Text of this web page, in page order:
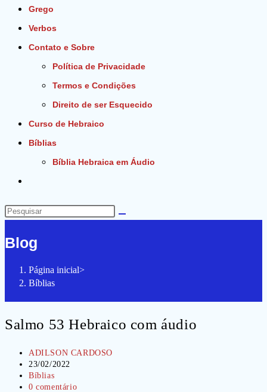
Grego
Verbos
Contato e Sobre
Política de Privacidade
Termos e Condições
Direito de ser Esquecido
Curso de Hebraico
Bíblias
Bíblia Hebraica em Áudio
do
site
Pesquisar
site
Blog
Página inicial>
Bíblias
Salmo 53 Hebraico com áudio
Autor
do
post:
ADILSON CARDOSO
Post
publicado:
23/02/2022
Categoria
do
Bíblias
Comentários
0 comentário